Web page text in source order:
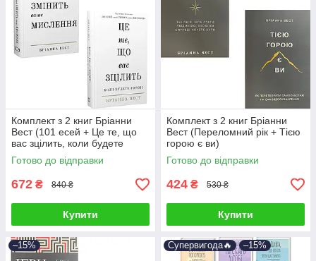
Комплект з 2 книг Бріанни
Вест (101 есей + Це те, що
вас зцілить, коли будете
готові)
Готово до відправки
672 ₴ 840 ₴
Купити
Комплект з 2 книг Бріанни
Вест (Переломний рік + Тією
горою є ви)
Готово до відправки
424 ₴ 530 ₴
Купити
–15% Супервигода🔥 –15%